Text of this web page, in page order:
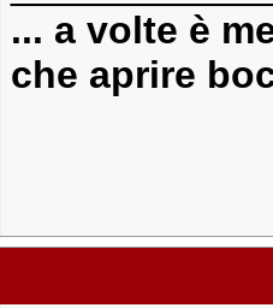
... a volte è
che aprire